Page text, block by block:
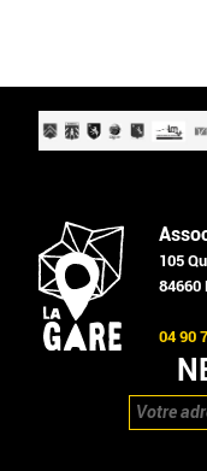
105
84660
04 90